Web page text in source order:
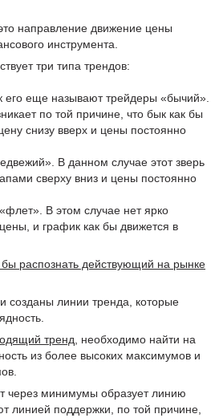
направление движение цены
инструмента.
три типа трендов:
его еще называют трейдеры «бычий».
по той причине, что бык как бы
снизу вверх и цены постоянно
В данном случае этот зверь
сверху вниз и цены постоянно
«флет». В этом случае нет ярко
и график как бы движется в
распознать действующий на рынке
созданы линии тренда, которые
тренд , необходимо найти на
из более высоких максимумов и
через минимумы образует линию
линией поддержки, по той причине,